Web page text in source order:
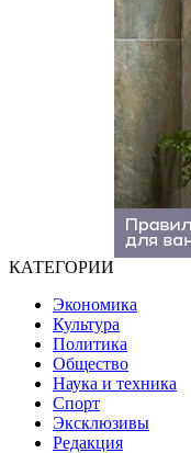
КАТЕГОРИИ
Экономика
Культура
Политика
Общество
Наука и техника
Спорт
Эксклюзивы
Редакция